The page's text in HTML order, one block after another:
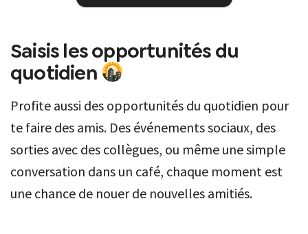
Saisis les opportunités du
quotidien
Profite aussi des opportunités du quotidien pour
te faire des amis. Des événements sociaux, des
sorties avec des collègues, ou même une simple
conversation dans un café, chaque moment est
une chance de nouer de nouvelles amitiés.